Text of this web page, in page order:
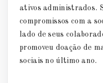
ativos administrados.
compromissos com a
lado de seus
promoveu doação de
sociais no último ano.